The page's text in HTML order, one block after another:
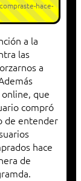
hace-
a la
las
a
que
compró
de entender
hace
de